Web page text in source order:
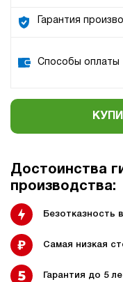
Гарантия
Способы оплаты
Достоинства
производства:
Безотказность
Самая низкая
Гарантия до 5